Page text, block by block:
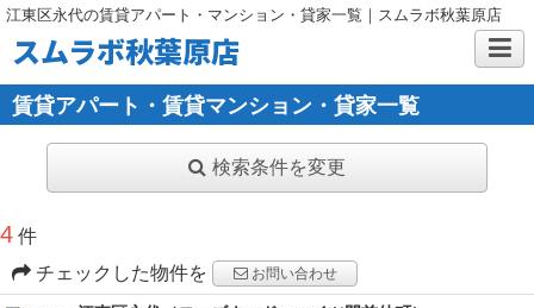
江東区永代の賃貸アパート・マンション・貸家一覧｜スムラボ秋葉原店
スムラボ秋葉原店
賃貸アパート・賃貸マンション・貸家一覧
検索条件を変更
4 件
チェックした物件を
お問い合わせ